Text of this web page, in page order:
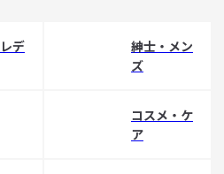
デ
紳士・メン
ズ
コスメ・ケ
ア